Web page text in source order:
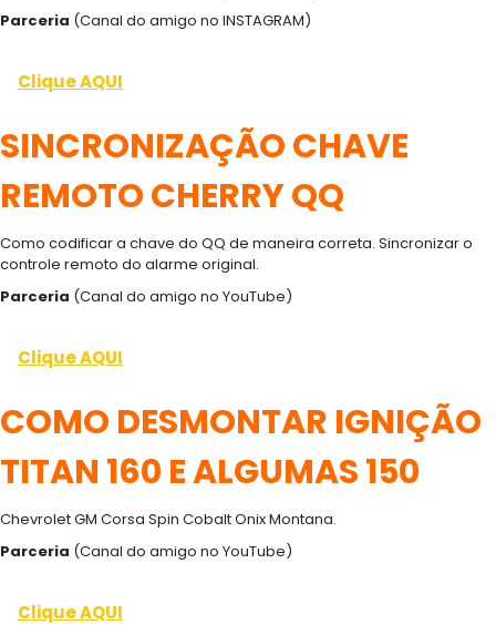
Parceria (Canal do amigo no INSTAGRAM)
Clique AQUI
SINCRONIZAÇÃO CHAVE
REMOTO CHERRY QQ
Como codificar a chave do QQ de maneira correta. Sincronizar o
controle remoto do alarme original.
Parceria (Canal do amigo no YouTube)
Clique AQUI
COMO DESMONTAR IGNIÇÃO
TITAN 160 E ALGUMAS 150
Chevrolet GM Corsa Spin Cobalt Onix Montana.
Parceria (Canal do amigo no YouTube)
Clique AQUI